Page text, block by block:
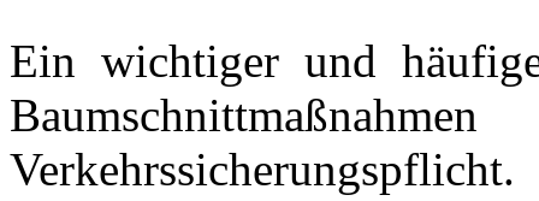
Ein wichtiger und